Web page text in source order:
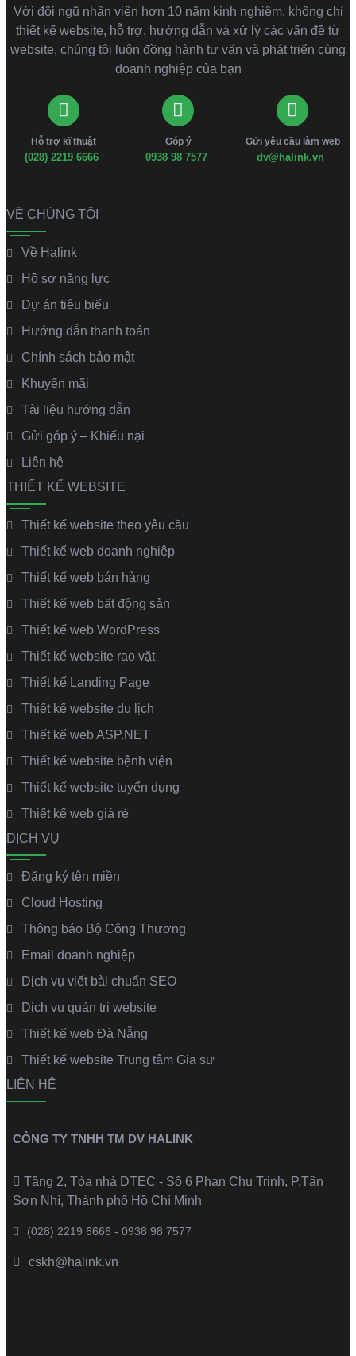
Với đội ngũ nhân viên hơn 10 năm kinh nghiệm, không chỉ
thiết kế website, hỗ trợ, hướng dẫn và xử lý các vấn đề từ
website, chúng tôi luôn đồng hành tư vấn và phát triển cùng
doanh nghiệp của bạn
Hỗ trợ kĩ thuật
(028) 2219 6666
Góp ý
0938 98 7577
Gửi yêu cầu làm web
dv@halink.vn
VỀ CHÚNG TÔI
Về Halink
Hồ sơ năng lực
Dự án tiêu biểu
Hướng dẫn thanh toán
Chính sách bảo mật
Khuyến mãi
Tài liệu hướng dẫn
Gửi góp ý – Khiếu nại
Liên hệ
THIẾT KẾ WEBSITE
Thiết kế website theo yêu cầu
Thiết kế web doanh nghiệp
Thiết kế web bán hàng
Thiết kế web bất động sản
Thiết kế web WordPress
Thiết kế website rao vặt
Thiết kế Landing Page
Thiết kế website du lịch
Thiết kế web ASP.NET
Thiết kế website bệnh viện
Thiết kế website tuyển dụng
Thiết kế web giá rẻ
DỊCH VỤ
Đăng ký tên miền
Cloud Hosting
Thông báo Bộ Công Thương
Email doanh nghiệp
Dịch vụ viết bài chuẩn SEO
Dịch vụ quản trị website
Thiết kế web Đà Nẵng
Thiết kế website Trung tâm Gia sư
LIÊN HỆ
CÔNG TY TNHH TM DV HALINK
Tầng 2, Tòa nhà DTEC - Số 6 Phan Chu Trinh, P.Tân
Sơn Nhì, Thành phố Hồ Chí Minh
(028) 2219 6666 - 0938 98 7577
cskh@halink.vn